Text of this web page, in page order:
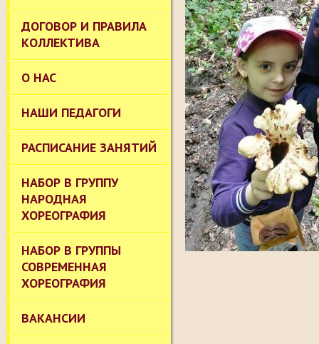
ДОГОВОР И ПРАВИЛА
КОЛЛЕКТИВА
О НАС
НАШИ ПЕДАГОГИ
РАСПИСАНИЕ ЗАНЯТИЙ
НАБОР В ГРУППУ
НАРОДНАЯ
ХОРЕОГРАФИЯ
НАБОР В ГРУППЫ
СОВРЕМЕННАЯ
ХОРЕОГРАФИЯ
ВАКАНСИИ